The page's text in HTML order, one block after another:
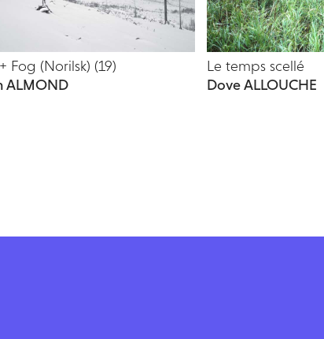
Fog (Norilsk) (19)
ALMOND
Le temps scellé
Dove ALLOUCHE